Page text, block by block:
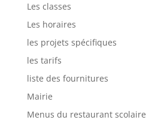
Les classes
Les horaires
les projets spécifiques
les tarifs
liste des fournitures
Mairie
Menus du restaurant scolaire